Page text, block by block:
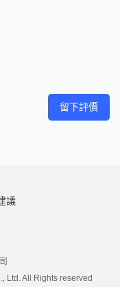
留下評價
議
Ltd. All Rights reserved